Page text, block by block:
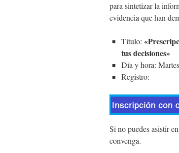
para sintetizar la
evidencia que han
Título:
tus decisiones»
Día y hora:
Registro:
Si no puedes asistir
convenga.